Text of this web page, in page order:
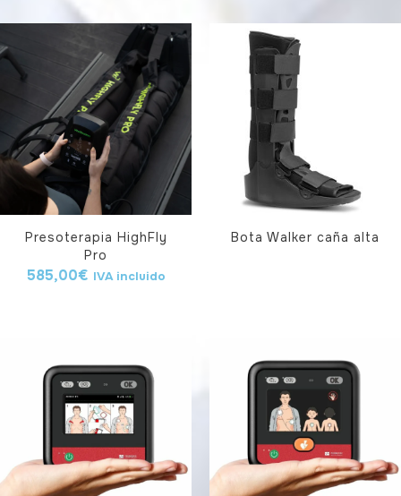
Presoterapia HighFly
Pro
585,00€ IVA incluido
Bota Walker caña alta